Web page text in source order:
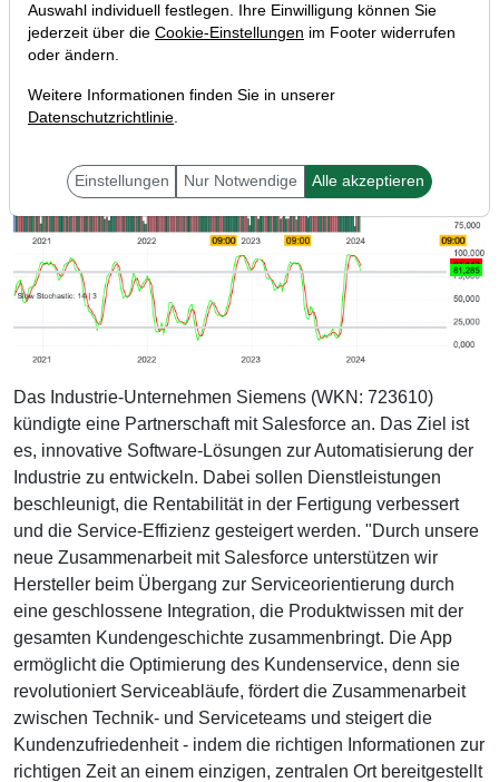
Das Industrie-Unternehmen Siemens (WKN: 723610)
kündigte eine Partnerschaft mit Salesforce an. Das Ziel ist
es, innovative Software-Lösungen zur Automatisierung der
Industrie zu entwickeln. Dabei sollen Dienstleistungen
beschleunigt, die Rentabilität in der Fertigung verbessert
und die Service-Effizienz gesteigert werden. "Durch unsere
neue Zusammenarbeit mit Salesforce unterstützen wir
Hersteller beim Übergang zur Serviceorientierung durch
eine geschlossene Integration, die Produktwissen mit der
gesamten Kundengeschichte zusammenbringt. Die App
ermöglicht die Optimierung des Kundenservice, denn sie
revolutioniert Serviceabläufe, fördert die Zusammenarbeit
zwischen Technik- und Serviceteams und steigert die
Kundenzufriedenheit - indem die richtigen Informationen zur
richtigen Zeit an einem einzigen, zentralen Ort bereitgestellt
Auswahl individuell festlegen. Ihre Einwilligung können Sie
jederzeit über die Cookie-Einstellungen im Footer widerrufen
oder ändern.
Weitere Informationen finden Sie in unserer
Datenschutzrichtlinie.
Einstellungen Nur Notwendige Alle akzeptieren